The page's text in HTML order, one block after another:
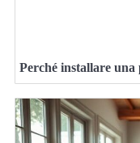
Perché installare una